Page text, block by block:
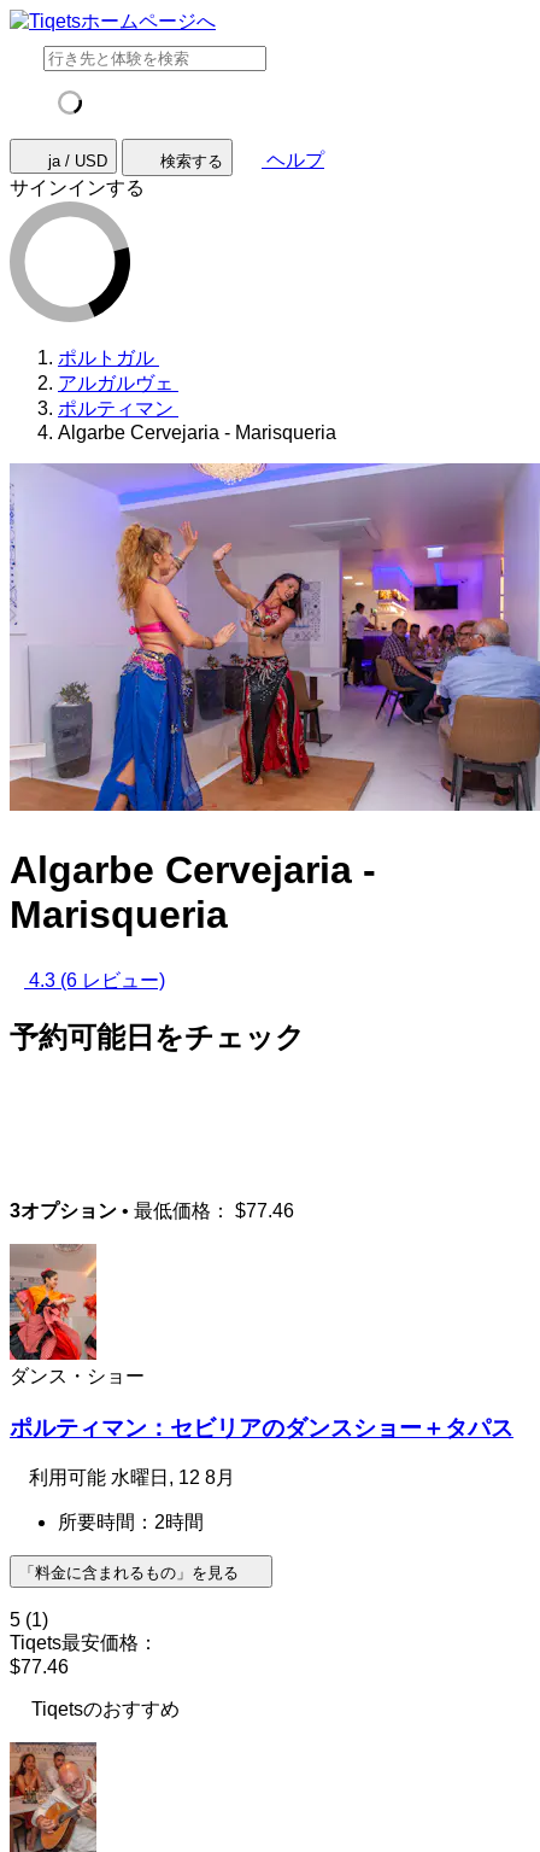
ja / USD 検索する
ヘルプ
サインインする
ポルトガル
アルガルヴェ
ポルティマン
Algarbe Cervejaria - Marisqueria
Algarbe Cervejaria -
Marisqueria
4.3 (6 レビュー)
予約可能日をチェック
3オプション • 最低価格： $77.46
ダンス・ショー
ポルティマン：セビリアのダンスショー＋タパス
利用可能 水曜日, 12 8月
所要時間：2時間
「料金に含まれるもの」を見る
5 (1)
Tiqets最安価格：
$77.46
Tiqetsのおすすめ